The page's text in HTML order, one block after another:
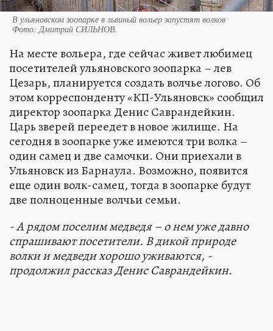
В ульяновском зоопарке в львиный вольер запустят волков
Фото:Дмитрий СИЛЬНОВ.
На месте вольера, где сейчас живет любимец
посетителей ульяновского зоопарка – лев
Цезарь, планируется создать волчье логово. Об
этом корреспонденту «КП-Ульяновск» сообщил
директор зоопарка Денис Саврандейкин.
Царь зверей переедет в новое жилище. На
сегодня в зоопарке уже имеются три волка –
один самец и две самочки. Они приехали в
Ульяновск из Барнаула. Возможно, появится
еще один волк-самец, тогда в зоопарке будут
две полноценные волчьи семьи.
- А рядом поселим медведя – о нем уже давно
спрашивают посетители. В дикой природе
волки и медведи хорошо уживаются, -
продолжил рассказ Денис Саврандейкин.